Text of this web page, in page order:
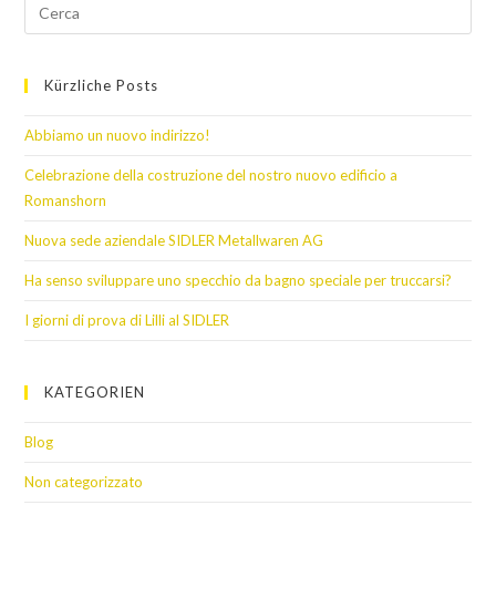
Kürzliche Posts
Abbiamo un nuovo indirizzo!
Celebrazione della costruzione del nostro nuovo edificio a
Romanshorn
Nuova sede aziendale SIDLER Metallwaren AG
Ha senso sviluppare uno specchio da bagno speciale per truccarsi?
I giorni di prova di Lilli al SIDLER
KATEGORIEN
Blog
Non categorizzato